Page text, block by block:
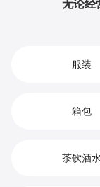
无论经
服装
箱包
茶饮酒水